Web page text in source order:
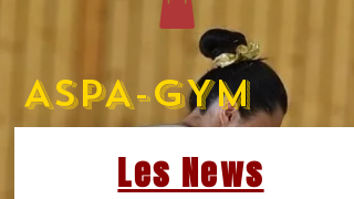
ASPA-GYM
Les News